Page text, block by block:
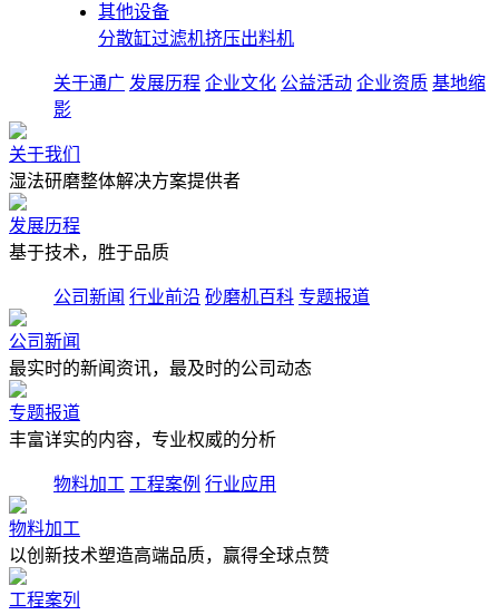
其他设备
分散缸过滤机挤压出料机
关于通广 发展历程 企业文化 公益活动 企业资质 基地缩
影
关于我们
湿法研磨整体解决方案提供者
发展历程
基于技术，胜于品质
公司新闻 行业前沿 砂磨机百科 专题报道
公司新闻
最实时的新闻资讯，最及时的公司动态
专题报道
丰富详实的内容，专业权威的分析
物料加工 工程案例 行业应用
物料加工
以创新技术塑造高端品质，赢得全球点赞
工程案列